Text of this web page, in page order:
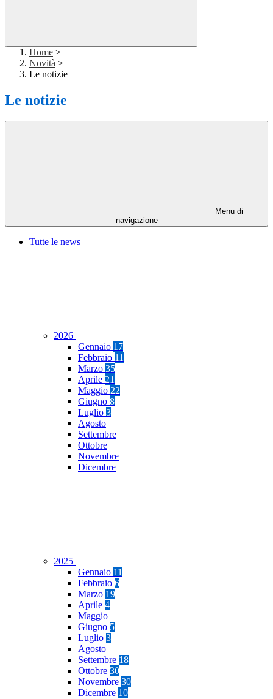
Home >
Novità >
Le notizie
Le notizie
Menu di
navigazione
Tutte le news
2026
Gennaio 17
Febbraio 11
Marzo 35
Aprile 21
Maggio 22
Giugno 8
Luglio 3
Agosto
Settembre
Ottobre
Novembre
Dicembre
2025
Gennaio 11
Febbraio 6
Marzo 19
Aprile 4
Maggio
Giugno 5
Luglio 3
Agosto
Settembre 18
Ottobre 30
Novembre 30
Dicembre 10